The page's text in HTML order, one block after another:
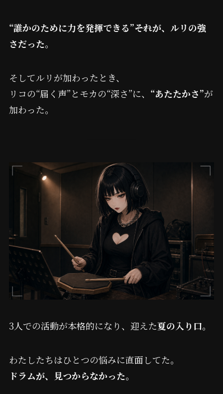
“誰かのために力を発揮できる”――それが、ルリの強
さだった。
そしてルリが加わったとき、
リコの“届く声”とモカの“深さ”に、 “あたたかさ”が
加わった。
3人での活動が本格的になり、迎えた夏の入り口。
わたしたちはひとつの悩みに直面してた。
ドラムが、見つからなかった。